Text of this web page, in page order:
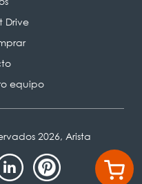
Drive
equipo
2026, Arista